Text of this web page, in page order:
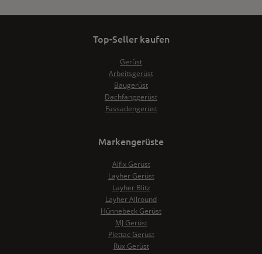
Top-Seller kaufen
Gerüst
Arbeitsgerüst
Baugerüst
Dachfanggerüst
Fassadengerüst
Markengerüste
Alfix Gerüst
Layher Gerüst
Layher Blitz
Layher Allround
Hünnebeck Gerüst
MJ Gerüst
Plettac Gerüst
Rux Gerüst